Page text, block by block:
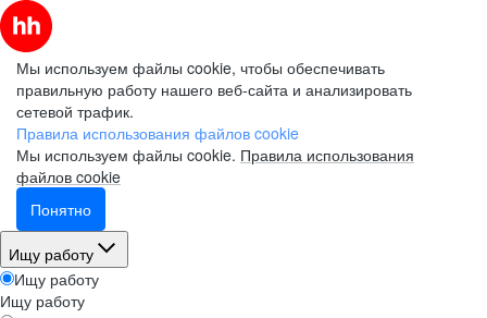
Мы используем файлы cookie, чтобы обеспечивать
правильную работу нашего веб-сайта и анализировать
сетевой трафик.
Правила использования файлов cookie
Мы используем файлы cookie. Правила использования
файлов cookie
Понятно
Ищу работу
Ищу работу
Ищу работу